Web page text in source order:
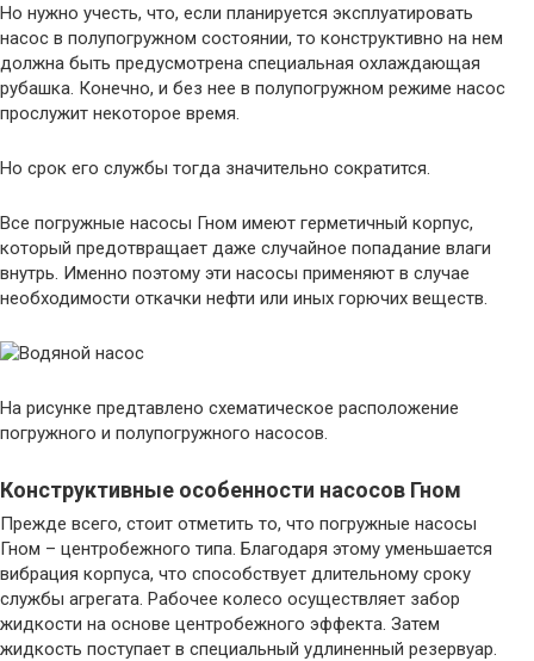
Но нужно учесть, что, если планируется эксплуатировать
насос в полупогружном состоянии, то конструктивно на нем
должна быть предусмотрена специальная охлаждающая
рубашка. Конечно, и без нее в полупогружном режиме насос
прослужит некоторое время.
Но срок его службы тогда значительно сократится.
Все погружные насосы Гном имеют герметичный корпус,
который предотвращает даже случайное попадание влаги
внутрь. Именно поэтому эти насосы применяют в случае
необходимости откачки нефти или иных горючих веществ.
На рисунке предтавлено схематическое расположение
погружного и полупогружного насосов.
Конструктивные особенности насосов Гном
Прежде всего, стоит отметить то, что погружные насосы
Гном – центробежного типа. Благодаря этому уменьшается
вибрация корпуса, что способствует длительному сроку
службы агрегата. Рабочее колесо осуществляет забор
жидкости на основе центробежного эффекта. Затем
жидкость поступает в специальный удлиненный резервуар.